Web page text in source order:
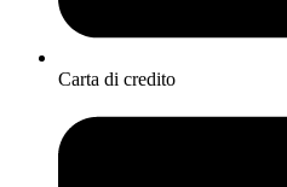
Carta di credito